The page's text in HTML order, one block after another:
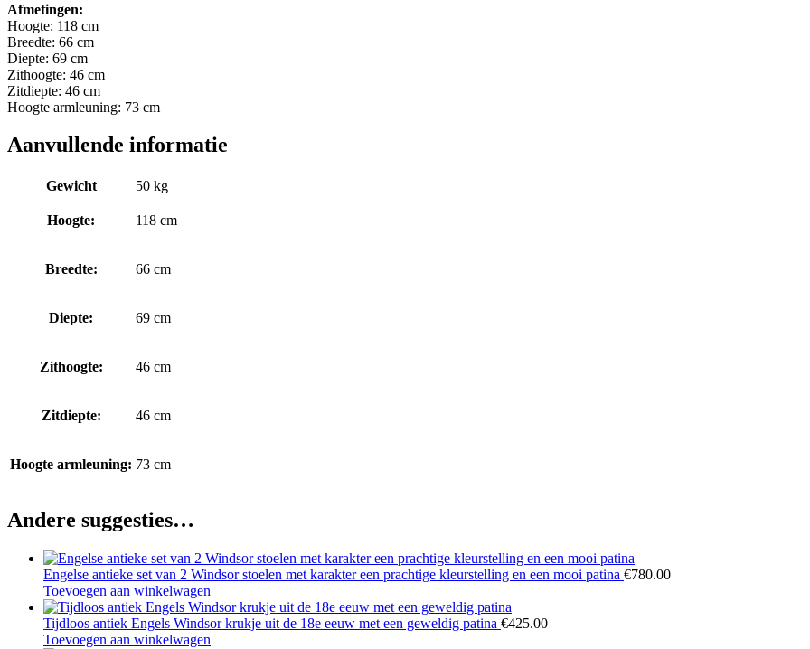
Afmetingen:
Hoogte: 118 cm
Breedte: 66 cm
Diepte: 69 cm
Zithoogte: 46 cm
Zitdiepte: 46 cm
Hoogte armleuning: 73 cm
Aanvullende informatie
Gewicht 50 kg
Hoogte: 118 cm
Breedte: 66 cm
Diepte: 69 cm
Zithoogte: 46 cm
Zitdiepte: 46 cm
Hoogte armleuning: 73 cm
Andere suggesties…
Engelse antieke set van 2 Windsor stoelen met karakter een prachtige kleurstelling en een mooi patina €780.00
Toevoegen aan winkelwagen
Tijdloos antiek Engels Windsor krukje uit de 18e eeuw met een geweldig patina €425.00
Toevoegen aan winkelwagen